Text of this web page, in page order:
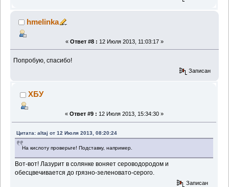
hmelinka
« Ответ #8 : 12 Июля 2013, 11:03:17 »
Попробую, спасибо!
Записан
ХБУ
« Ответ #9 : 12 Июля 2013, 15:34:30 »
Цитата: altaj от 12 Июля 2013, 08:20:24
На кислоту проверьте! Подставку, например.
Вот-вот! Лазурит в солянке воняет сероводородом и
обесцвечивается до грязно-зеленовато-серого.
Записан